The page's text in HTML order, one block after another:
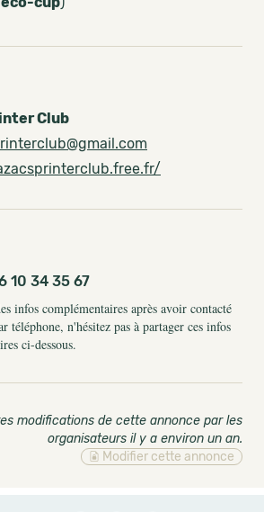
Club
10 34 35 67
infos complémentaires après avoir contacté
téléphone, n'hésitez pas à partager ces infos
ci-dessous.
modifications de cette annonce par les
organisateurs il y a environ un an.
Modifier cette annonce